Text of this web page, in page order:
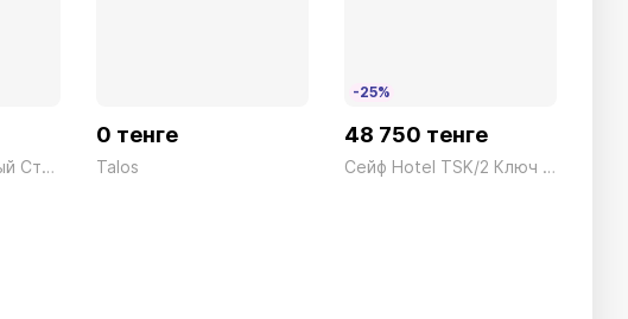
Кимоно Консольный Стол
0 тенге
Talos
-25%
48 750 тенге
Сейф Hotel TSK/2 Ключ серый Technomax 10кг